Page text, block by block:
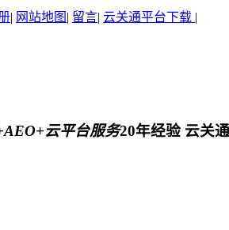
| 网站地图 | 留言| 云关通平台下载 |
云平台服务20年经验 云关